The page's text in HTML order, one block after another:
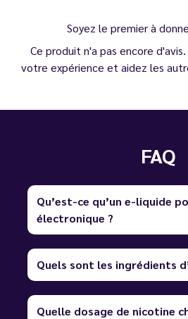
Soyez le premier à
Ce produit n'a pas encore
votre expérience et aidez les
FAQ
Qu’est-ce qu’un e-liquide
électronique ?
Quels sont les ingrédients
Quelle dosage de nicotine